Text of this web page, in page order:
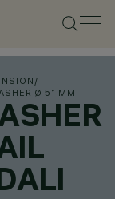
/
Ø 51 MM